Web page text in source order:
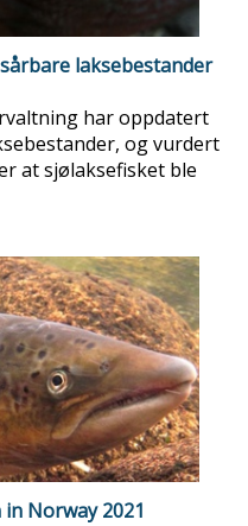
laksebestander
har oppdatert
og vurdert
at sjølaksefisket ble
Norway 2021